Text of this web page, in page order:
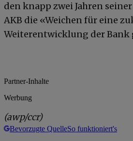
den knapp zwei Jahren
AKB die «Weichen für eine
Weiterentwicklung der Bank
Partner-Inhalte
Werbung
(awp/ccr)
Bevorzugte QuelleSo funktioniert's